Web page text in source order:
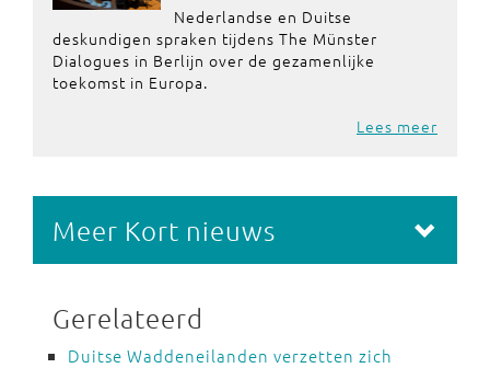
Nederlandse en Duitse
deskundigen spraken tijdens The Münster
Dialogues in Berlijn over de gezamenlijke
toekomst in Europa.
Lees meer
Meer Kort nieuws
Gerelateerd
Duitse Waddeneilanden verzetten zich